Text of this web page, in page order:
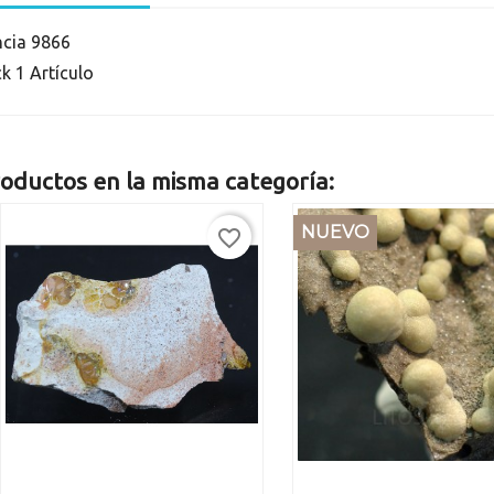
9866
1 Artículo
en la misma categoría:
favorite_border NUEVO